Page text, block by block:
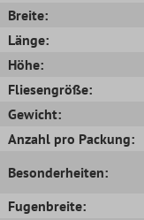
Breite:
Länge:
Höhe:
Fliesengröße:
Gewicht:
Anzahl pro Packung:
Besonderheiten:
Fugenbreite: